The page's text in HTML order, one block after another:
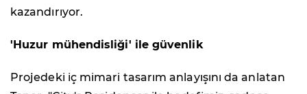
kazandırıyor.
'Huzur mühendisliği' ile güvenlik
Projedeki iç mimari tasarım anlayışını da anlatan